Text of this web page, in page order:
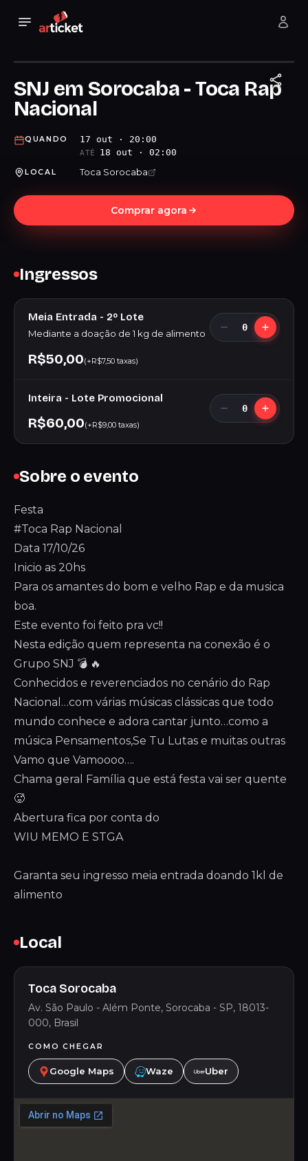
SNJ em Sorocaba - Toca Rap
Nacional
QUANDO 17 out · 20:00
ATÉ 18 out · 02:00
LOCAL Toca Sorocaba
Comprar agora
Sobre o evento
Festa
#Toca Rap Nacional
Data 17/10/26
Inicio as 20hs
Para os amantes do bom e velho Rap e da musica
boa.
Este evento foi feito pra vc!!
Nesta edição quem representa na conexão é o
Grupo SNJ 💣 🔥
Conhecidos e reverenciados no cenário do Rap
Nacional…com várias músicas clássicas que todo
mundo conhece e adora cantar junto…como a
música Pensamentos,Se Tu Lutas e muitas outras
Vamo que Vamoooo….
Chama geral Família que está festa vai ser quente
🥵
Abertura fica por conta do
WIU MEMO E STGA
Garanta seu ingresso meia entrada doando 1kl de
alimento
Local
Toca Sorocaba
Av. São Paulo - Além Ponte, Sorocaba - SP, 18013-
000, Brasil
COMO CHEGAR
Google Maps Waze Uber
Ingressos
Meia Entrada - 2º Lote
Mediante a doação de 1 kg de alimento
R$50,00(+R$7,50 taxas)
0
Inteira - Lote Promocional
R$60,00(+R$9,00 taxas)
0